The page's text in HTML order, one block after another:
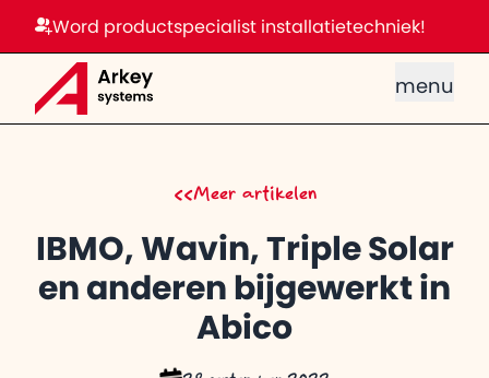
Word productspecialist installatietechniek!
menu
<<Meer artikelen
IBMO, Wavin, Triple Solar
en anderen bijgewerkt in
Abico